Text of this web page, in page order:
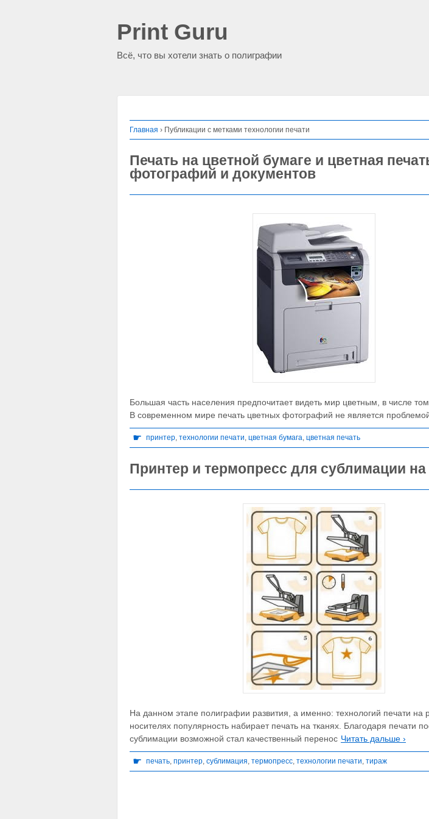
Print Guru
Всё, что вы хотели знать о полиграфии
Главная › Публикации с метками технологии печати
Печать на цветной бумаге и цветная
фотографий и документов
Большая часть населения предпочитает видеть мир цветным, в числе
В современном мире печать цветных фотографий не является
☛ принтер, технологии печати, цветная бумага, цветная печать
Принтер и термопресс для сублимации на
На данном этапе полиграфии развития, а именно: технологий печати на
носителях популярность набирает печать на тканях. Благодаря печати
сублимации возможной стал качественный перенос Читать дальше ›
☛ печать, принтер, сублимация, термопресс, технологии печати, тираж